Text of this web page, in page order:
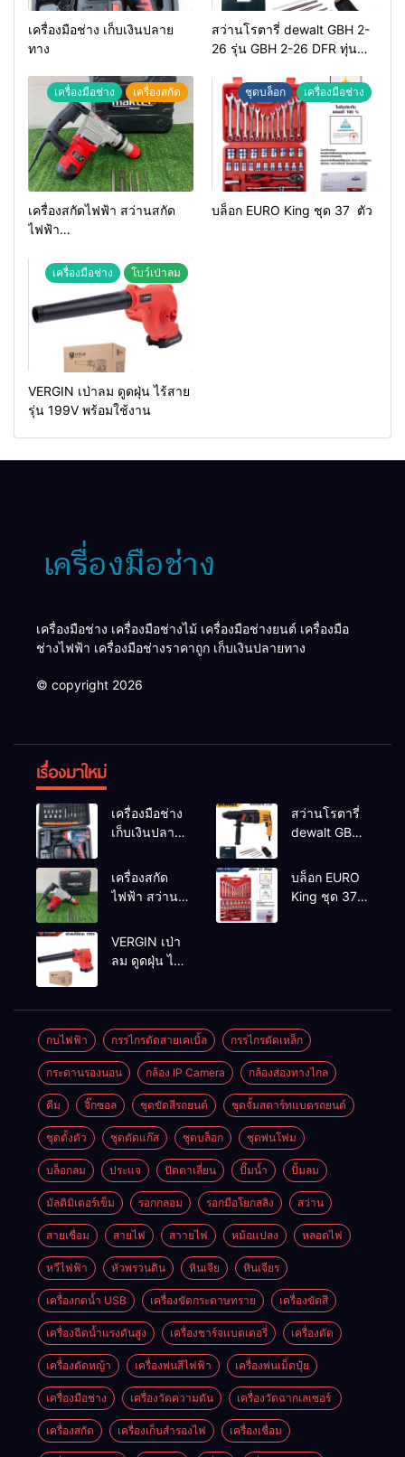
เครื่องมือช่าง เก็บเงินปลาย
ทาง
สว่านโรตารี่ dewalt GBH 2-
26 รุ่น GBH 2-26 DFR ทุ่น
เครื่องมือช่าง เครื่องสกัด
เครื่องสกัดไฟฟ้า สว่านสกัด
ไฟฟ้า
ชุดบล็อก เครื่องมือช่าง
บล็อก EURO King ชุด 37 ตัว
เครื่องมือช่าง โบว์เป่าลม
VERGIN เป่าลม ดูดฝุ่น ไร้สาย
รุ่น 199V พร้อมใช้งาน
เครื่องมือช่าง เครื่องมือช่างไม้ เครื่องมือช่างยนต์ เครื่องมือ
ช่างไฟฟ้า เครื่องมือช่างราคาถูก เก็บเงินปลายทาง
© copyright 2026
เรื่องมาใหม่
เครื่องมือช่าง
เก็บเงินปลาย
สว่านโรตารี่
dewalt GBH
2-26 DFR ทุ่น
ทองแดงแท้
100%
เครื่องสกัด
ไฟฟ้า สว่าน
MAKTEC รุ่น MT2926A
บล็อก EURO
King ชุด 37
VERGIN เป่า
ลม ดูดฝุ่น ไร้
กบไฟฟ้า กรรไกรตัดสายเคเบิ้ล กรรไกรตัดเหล็ก
กระดานรองนอน กล้อง IP Camera กล้องส่องทางไกล
คีม จิ๊กซอล ชุดขัดสีรถยนต์​ ชุดจั้มสตาร์ทแบตรถยนต์
ชุดตั้งตัว ชุดตัดแก๊ส ชุดบล็อก ชุดพ่นโฟม
บล็อกลม ประแจ ปัตตาเลี่ยน ปั๊มน้ำ ปั้มลม
มัลติมิเตอร์เข็ม รอกกลอม รอกมือโยกสลิง สว่าน
สายเชื่อม สายไฟ สาายไฟ หม้อแปลง หลอดไฟ
หวีไฟฟ้า หัวพรวนดิน หินเจีย หินเจียร
เครื่องกดน้ำ USB เครื่องขัดกระดาษทราย เครื่องขัดสี
เครื่องฉีดน้ำแรงดันสูง เครื่องชาร์จแบตเตอรี่ เครื่องตัด
เครื่องตัดหญ้า เครื่องพ่นสีไฟฟ้า เครื่องพ่นเม็ดปุ๋ย
เครื่องมือช่าง เครื่องวัดความดัน เครื่องวัดฉากเลเซอร์
เครื่องสกัด เครื่องเก็บสํารองไฟ เครื่องเชื่อม